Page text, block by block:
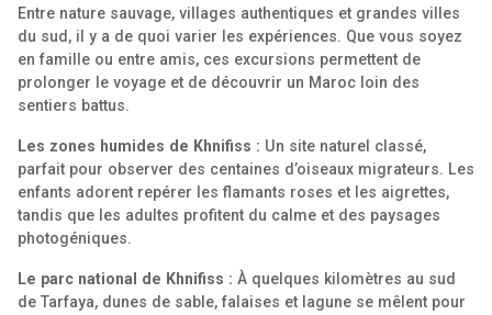
Entre nature sauvage, villages authentiques et grandes villes
du sud, il y a de quoi varier les expériences. Que vous soyez
en famille ou entre amis, ces excursions permettent de
prolonger le voyage et de découvrir un Maroc loin des
sentiers battus.
Les zones humides de Khnifiss : Un site naturel classé,
parfait pour observer des centaines d’oiseaux migrateurs. Les
enfants adorent repérer les flamants roses et les aigrettes,
tandis que les adultes profitent du calme et des paysages
photogéniques.
Le parc national de Khnifiss : À quelques kilomètres au sud
de Tarfaya, dunes de sable, falaises et lagune se mêlent pour